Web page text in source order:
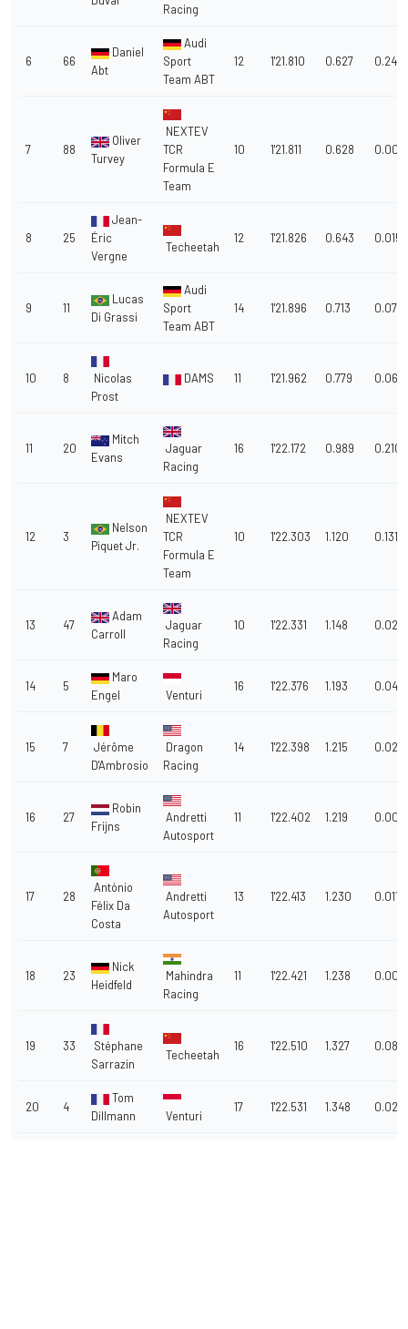
Racing
6 66
Daniel
Abt
Audi
Sport
Team ABT
12 1'21.810 0.627 0.248
7 88
Oliver
Turvey
NEXTEV
TCR
Formula E
Team
10 1'21.811 0.628 0.001
8 25
Jean-
Éric
Vergne
Techeetah
12 1'21.826 0.643 0.015
9 11
Lucas
Di Grassi
Audi
Sport
Team ABT
14 1'21.896 0.713 0.070
10 8
Nicolas
Prost
DAMS 11 1'21.962 0.779 0.066
11 20
Mitch
Evans
Jaguar
Racing
16 1'22.172 0.989 0.210
12 3
Nelson
Piquet Jr.
NEXTEV
TCR
Formula E
Team
10 1'22.303 1.120 0.131
13 47
Adam
Carroll
Jaguar
Racing
10 1'22.331 1.148 0.028
14 5
Maro
Engel
Venturi
16 1'22.376 1.193 0.045
15 7
Jérôme
D'Ambrosio
Dragon
Racing
14 1'22.398 1.215 0.022
16 27
Robin
Frijns
Andretti
Autosport
11 1'22.402 1.219 0.004
17 28
António
Félix Da
Costa
Andretti
Autosport
13 1'22.413 1.230 0.011
18 23
Nick
Heidfeld
Mahindra
Racing
11 1'22.421 1.238 0.008
19 33
Stéphane
Sarrazin
Techeetah
16 1'22.510 1.327 0.089
20 4
Tom
Dillmann
Venturi
17 1'22.531 1.348 0.021